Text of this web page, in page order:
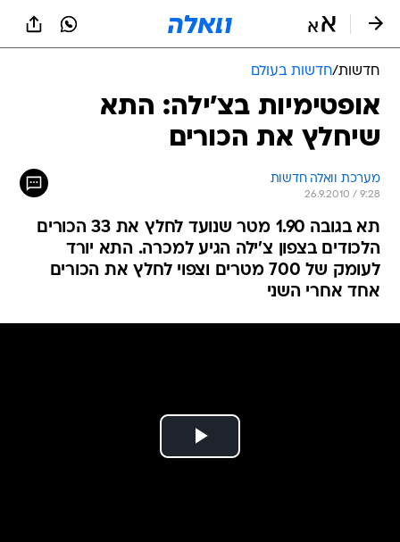
חדשות/חדשות בעולם
אופטימיות בצ'ילה: התא
שיחלץ את הכורים
מערכת וואלה חדשות
26.9.2010 / 9:28
תא בגובה 1.90 מטר שנועד לחלץ את 33 הכורים
הלכודים בצפון צ'ילה הגיע למכרה. התא יורד
לעומק של 700 מטרים וצפוי לחלץ את הכורים
אחד אחרי השני